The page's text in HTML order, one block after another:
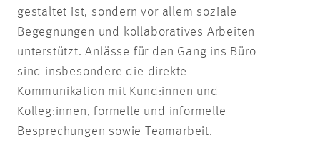
gestaltet ist, sondern vor allem soziale
Begegnungen und kollaboratives Arbeiten
unterstützt. Anlässe für den Gang ins Büro
sind insbesondere die direkte
Kommunikation mit Kund:innen und
Kolleg:innen, formelle und informelle
Besprechungen sowie Teamarbeit.